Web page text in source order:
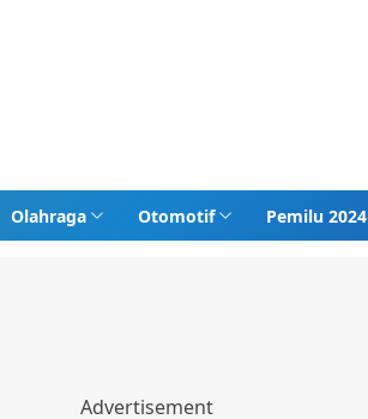
Olahraga Otomotif Pemilu 2024